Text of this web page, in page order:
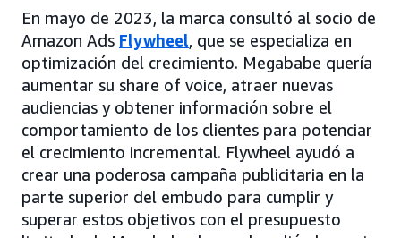
En mayo de 2023, la marca consultó al socio de
Amazon Ads Flywheel, que se especializa en
optimización del crecimiento. Megababe quería
aumentar su share of voice, atraer nuevas
audiencias y obtener información sobre el
comportamiento de los clientes para potenciar
el crecimiento incremental. Flywheel ayudó a
crear una poderosa campaña publicitaria en la
parte superior del embudo para cumplir y
superar estos objetivos con el presupuesto